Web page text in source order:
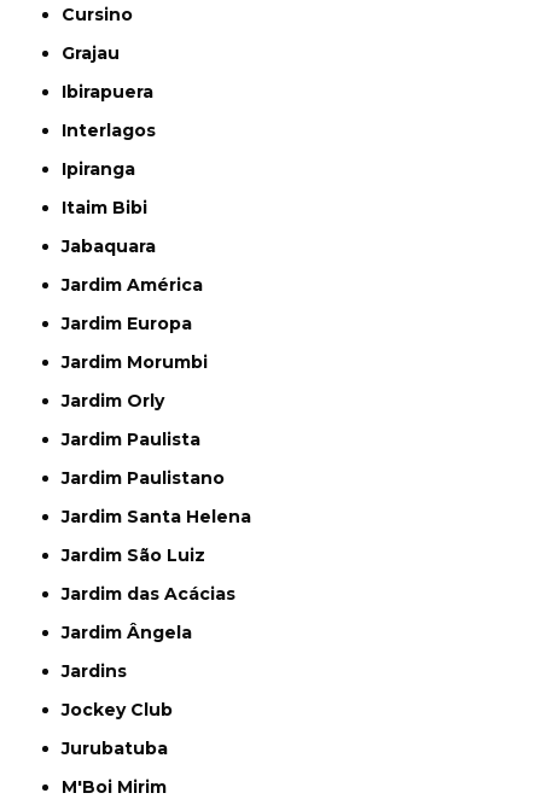
Cursino
Grajau
Ibirapuera
Interlagos
Ipiranga
Itaim Bibi
Jabaquara
Jardim América
Jardim Europa
Jardim Morumbi
Jardim Orly
Jardim Paulista
Jardim Paulistano
Jardim Santa Helena
Jardim São Luiz
Jardim das Acácias
Jardim Ângela
Jardins
Jockey Club
Jurubatuba
M'Boi Mirim